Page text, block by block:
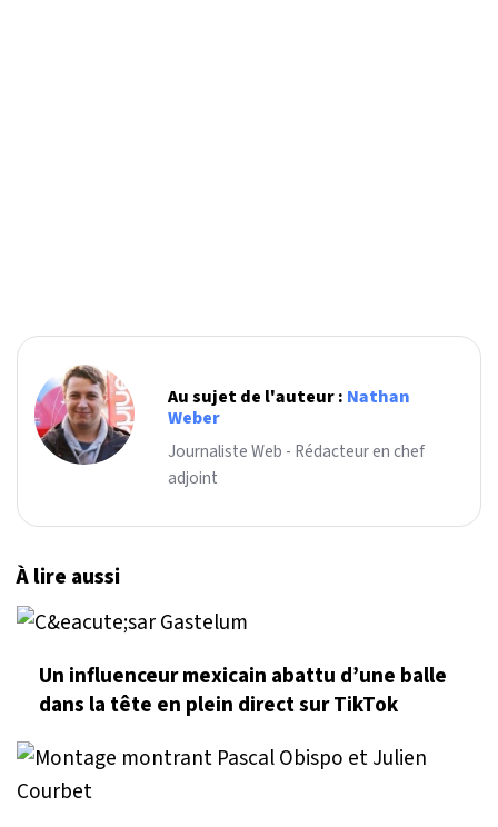
Au sujet de l'auteur : Nathan
Weber
Journaliste Web - Rédacteur en chef
adjoint
À lire aussi
Un influenceur mexicain abattu d’une balle
dans la tête en plein direct sur TikTok